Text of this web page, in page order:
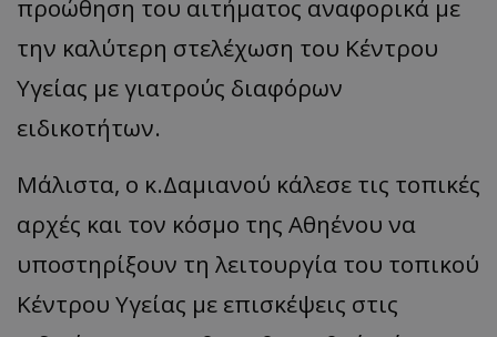
προώθηση του αιτήματος αναφορικά με
την καλύτερη στελέχωση του Κέντρου
Υγείας με γιατρούς διαφόρων
ειδικοτήτων.
Μάλιστα, ο κ.Δαμιανού κάλεσε τις τοπικές
αρχές και τον κόσμο της Αθηένου να
υποστηρίξουν τη λειτουργία του τοπικού
Κέντρου Υγείας με επισκέψεις στις